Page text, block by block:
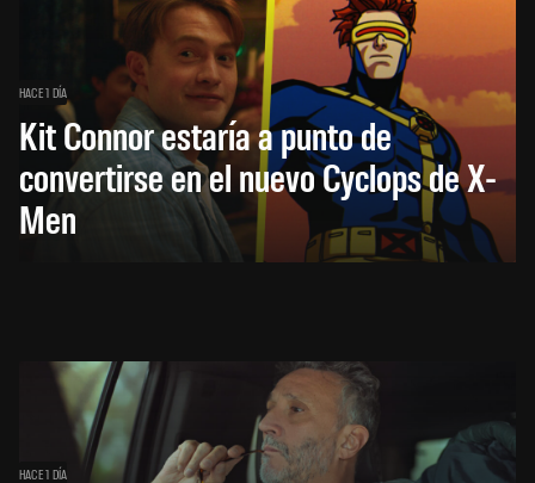
HACE 1 DÍA
Kit Connor estaría a punto de
convertirse en el nuevo Cyclops de X-
Men
HACE 1 DÍA